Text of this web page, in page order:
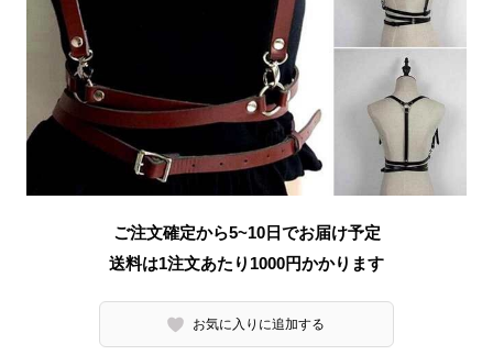
ご注文確定から5~10日でお届け予定
送料は1注文あたり 1000円かかります
お気に入りに追加する